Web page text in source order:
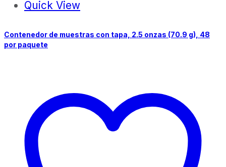
Quick View
Contenedor de muestras con tapa, 2.5 onzas (70.9 g), 48
por paquete